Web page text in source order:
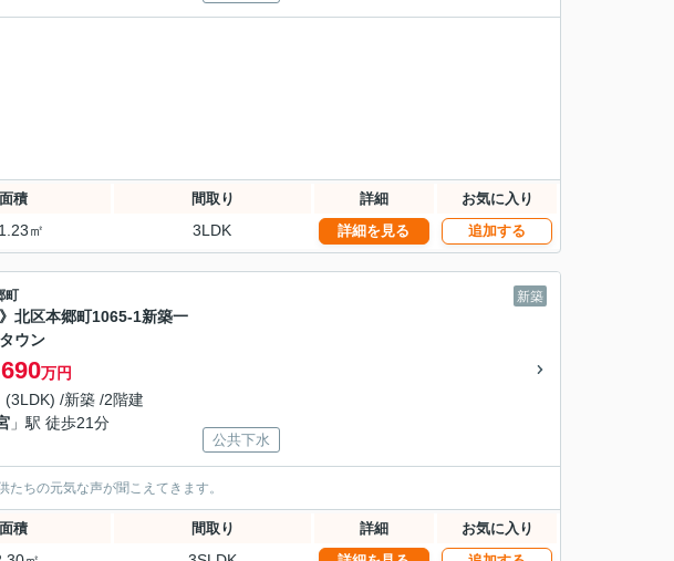
面積 間取り 詳細 お気に入り
㎡ 3LDK 詳細を見る 追加する
新築
町
北区本郷町1065-1新築一
ウン
万円
/新築 /2階建
」駅 徒歩21分
公共下水
ちの元気な声が聞こえてきます。
面積 間取り 詳細 お気に入り